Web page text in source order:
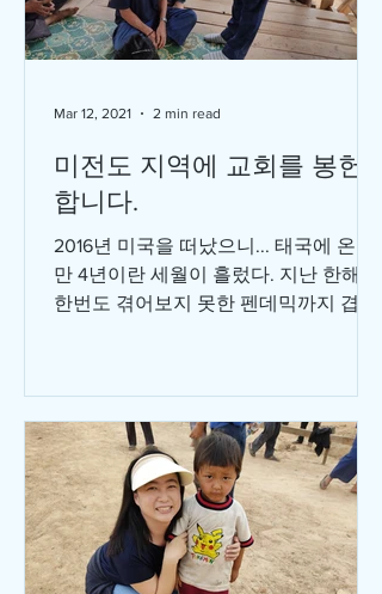
미전도 지역에 교회를 봉헌
합니다.
2016년 미국을 떠났으니... 태국에 온지
만 4년이란 세월이 흘렀다. 지난 한해는
한번도 겪어보지 못한 펜데믹까지 겹쳐
금...
Mar 12, 2021 2 min read